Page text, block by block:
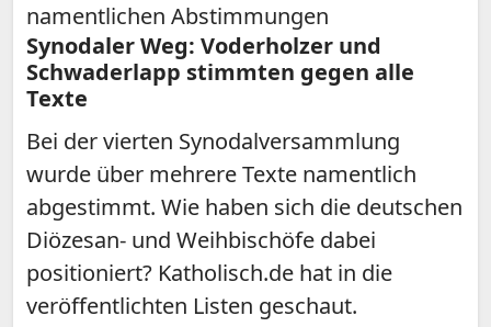
namentlichen Abstimmungen
Synodaler Weg: Voderholzer und
Schwaderlapp stimmten gegen alle
Texte
Bei der vierten Synodalversammlung
wurde über mehrere Texte namentlich
abgestimmt. Wie haben sich die deutschen
Diözesan- und Weihbischöfe dabei
positioniert? Katholisch.de hat in die
veröffentlichten Listen geschaut.